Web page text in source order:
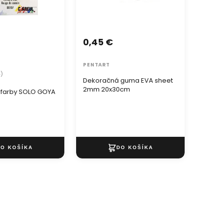
SOLO GOYA
Dekoračná guma EVA sheet
2mm 20x30cm
0,45 €
PENTART